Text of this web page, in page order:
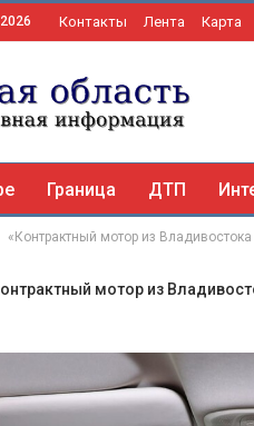
Контакты Лента Карта
Граница ДТП
«Контрактный мотор из
мотор из